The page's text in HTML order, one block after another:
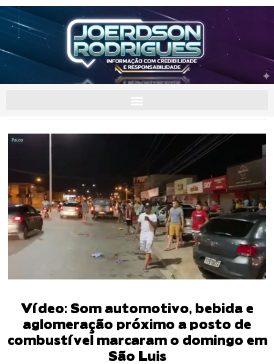
Vídeo: Som automotivo, bebida e
aglomeração próximo a posto de
combustível marcaram o domingo em
São Luis